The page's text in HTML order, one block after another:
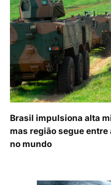
Brasil impulsiona alta
mas região segue
no mundo